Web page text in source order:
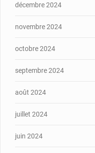
décembre 2024
novembre 2024
octobre 2024
septembre 2024
août 2024
juillet 2024
juin 2024